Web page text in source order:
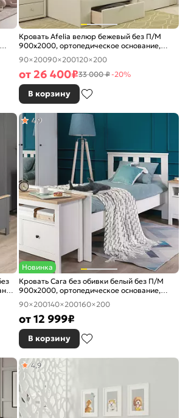
Кровать Afelia велюр бежевый без П/М
900x2000, ортопедическое основание,
изголовье мягкое
90×20090×200120×200
от 26 400₽33 000 ₽-20%
В корзину
Новинка
Кровать Сага без обивки белый без П/М
900x2000, ортопедическое основание,
изголовье жесткое
4,9
90×200140×200160×200
от12 999₽
В корзину
4,9